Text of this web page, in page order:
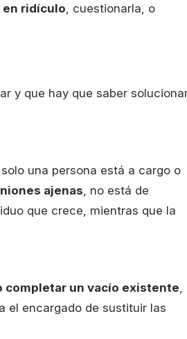
en ridículo , cuestionarla, o
y que hay que saber
una persona está a cargo o
ajenas , no está de
que crece, mientras que la
completar un vacío existente
el encargado de sustituir las